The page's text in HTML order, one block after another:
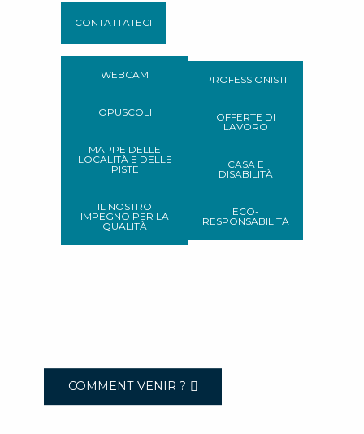
CONTATTATECI
WEBCAM
OPUSCOLI
MAPPE DELLE
LOCALITÀ E DELLE
PISTE
IL NOSTRO
IMPEGNO PER LA
QUALITÀ
PROFESSIONISTI
OFFERTE DI
LAVORO
CASA E
DISABILITÀ
ECO-
RESPONSABILITÀ
COMMENT VENIR ?